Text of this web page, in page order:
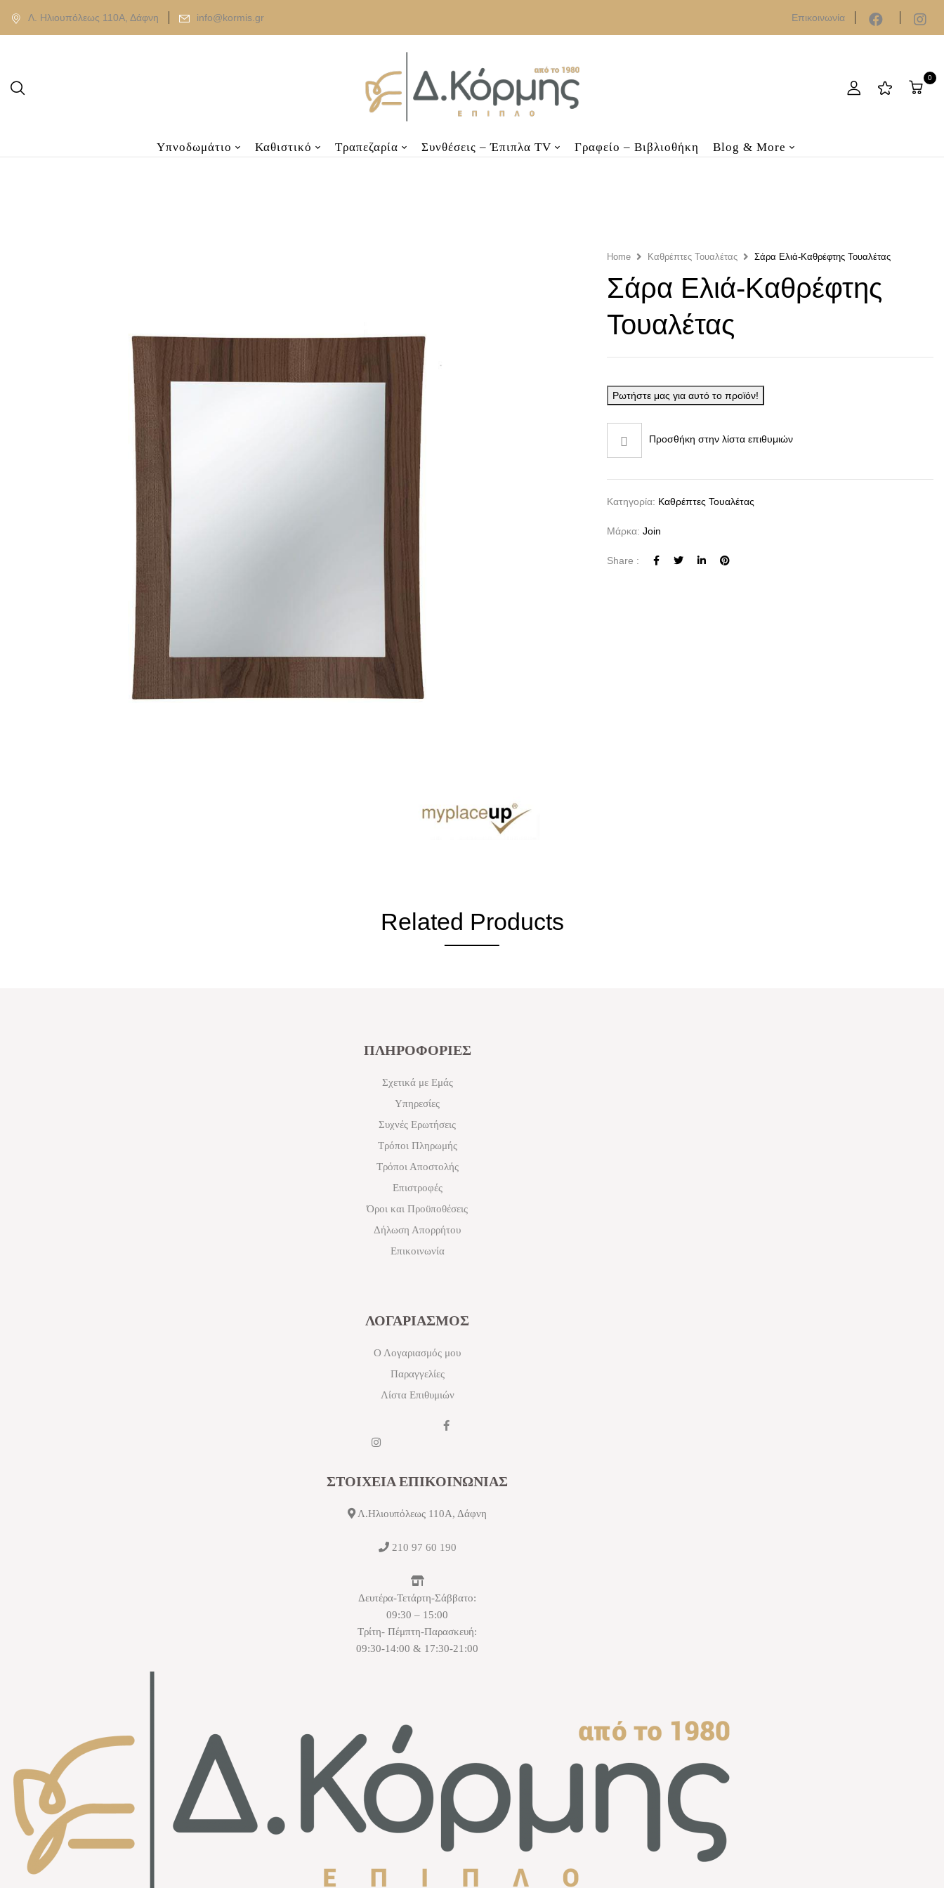
Λ. Ηλιουπόλεως 110Α, Δάφνη info@kormis.gr Επικοινωνία
0
Υπνοδωμάτιο Καθιστικό Τραπεζαρία Συνθέσεις – Έπιπλα TV Γραφείο – Βιβλιοθήκη Blog & More
Home Καθρέπτες Τουαλέτας Σάρα Ελιά-Καθρέφτης Τουαλέτας
Σάρα Ελιά-Καθρέφτης
Τουαλέτας
Ρωτήστε μας για αυτό το προϊόν!
Προσθήκη στην λίστα επιθυμιών
Κατηγορία: Καθρέπτες Τουαλέτας
Μάρκα: Join
Share :
Related Products
ΠΛΗΡΟΦΟΡΙΕΣ
Σχετικά με Εμάς
Υπηρεσίες
Συχνές Ερωτήσεις
Τρόποι Πληρωμής
Τρόποι Αποστολής
Επιστροφές
Όροι και Προϋποθέσεις
Δήλωση Απορρήτου
Επικοινωνία
ΛΟΓΑΡΙΑΣΜΟΣ
Ο Λογαριασμός μου
Παραγγελίες
Λίστα Επιθυμιών
ΣΤΟΙΧΕΙΑ ΕΠΙΚΟΙΝΩΝΙΑΣ
Λ.Ηλιουπόλεως 110Α, Δάφνη
210 97 60 190
Δευτέρα-Τετάρτη-Σάββατο:
09:30 – 15:00
Τρίτη- Πέμπτη-Παρασκευή:
09:30-14:00 & 17:30-21:00